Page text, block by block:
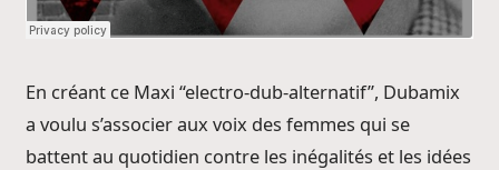
En créant ce Maxi “electro-dub-alternatif”, Dubamix
a voulu s’associer aux voix des femmes qui se
battent au quotidien contre les inégalités et les idées